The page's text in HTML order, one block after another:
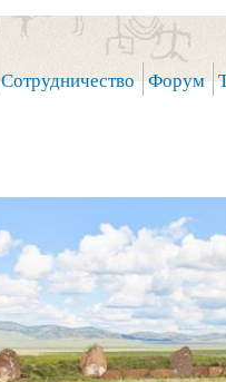
Сотрудничество Форум